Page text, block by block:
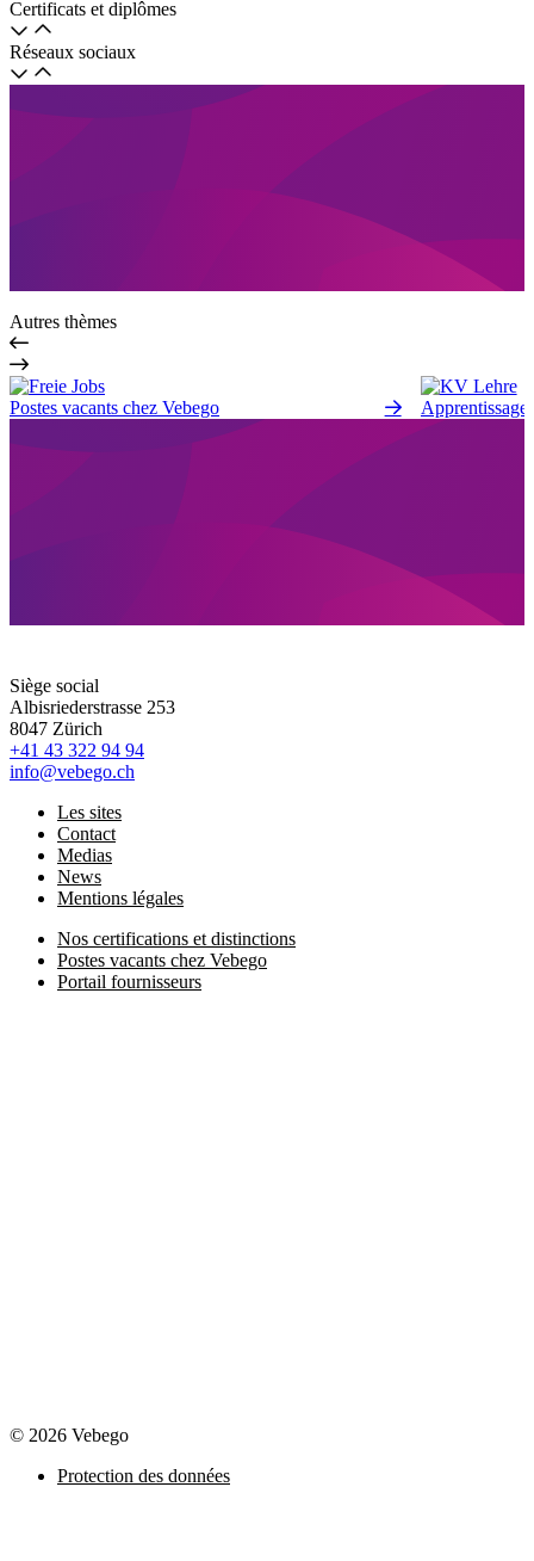
Certificats et diplômes
Réseaux sociaux
Autres thèmes
Postes vacants chez Vebego Apprentissage
Siège social
Albisriederstrasse 253
8047 Zürich
+41 43 322 94 94
info@vebego.ch
Les sites
Contact
Medias
News
Mentions légales
Nos certifications et distinctions
Postes vacants chez Vebego
Portail fournisseurs
© 2026 Vebego
Protection des données